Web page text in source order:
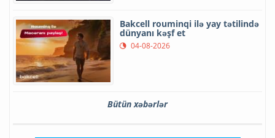
Bakcell rouminqi ilə yay tətilində
dünyanı kəşf et
04-08-2026
Bütün xəbərlər